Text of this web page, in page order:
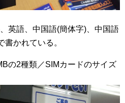
英語、中国語(簡体字)、中国語
書かれている。
の2種類／SIMカードのサイズ